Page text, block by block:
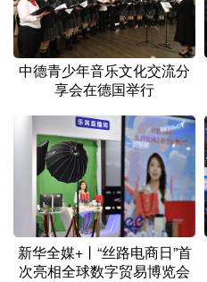
English Español
Русский язык
中德青少年音乐文化交流分
享会在德国举行
新华全媒+丨“丝路电商日”首
次亮相全球数字贸易博览会